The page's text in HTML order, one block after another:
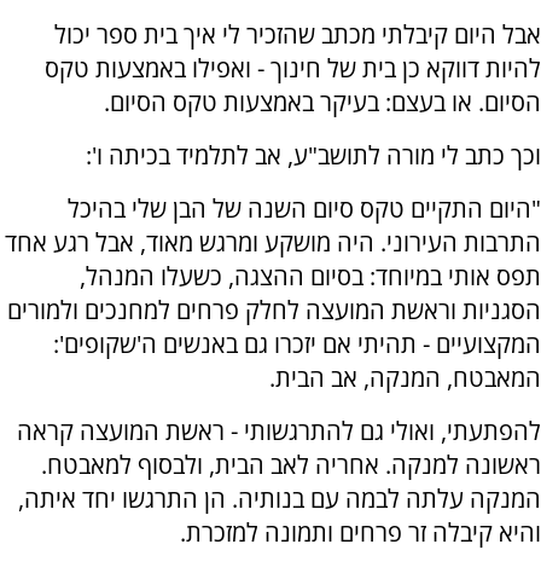
אבל היום קיבלתי מכתב שהזכיר לי איך בית ספר יכול
להיות דווקא כן בית של חינוך - ואפילו באמצעות טקס
הסיום. או בעצם: בעיקר באמצעות טקס הסיום.
וכך כתב לי מורה לתושב"ע, אב לתלמיד בכיתה ו':
"היום התקיים טקס סיום השנה של הבן שלי בהיכל
התרבות העירוני. היה מושקע ומרגש מאוד, אבל רגע אחד
תפס אותי במיוחד: בסיום ההצגה, כשעלו המנהל,
הסגניות וראשת המועצה לחלק פרחים למחנכים ולמורים
המקצועיים - תהיתי אם יזכרו גם באנשים ה'שקופים':
המאבטח, המנקה, אב הבית.
להפתעתי, ואולי גם להתרגשותי - ראשת המועצה קראה
ראשונה למנקה. אחריה לאב הבית, ולבסוף למאבטח.
המנקה עלתה לבמה עם בנותיה. הן התרגשו יחד איתה,
והיא קיבלה זר פרחים ותמונה למזכרת.